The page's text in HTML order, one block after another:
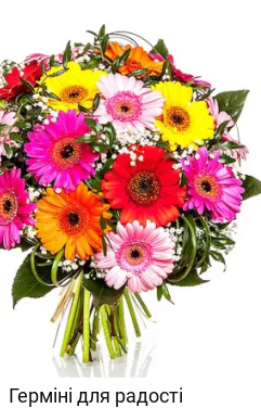
Герміні для радості